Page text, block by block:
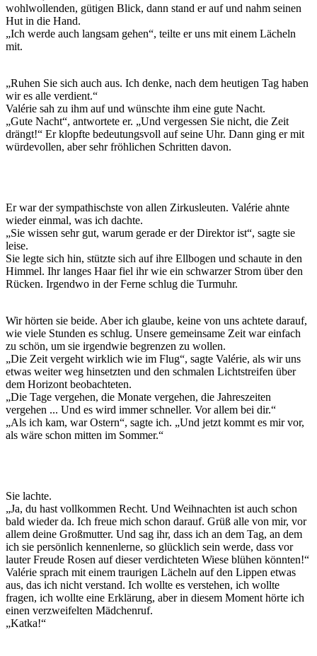
wohlwollenden, gütigen Blick, dann stand er auf und nahm seinen
Hut in die Hand.
„Ich werde auch langsam gehen“, teilte er uns mit einem Lächeln
mit.
„Ruhen Sie sich auch aus. Ich denke, nach dem heutigen Tag haben
wir es alle verdient.“
Valérie sah zu ihm auf und wünschte ihm eine gute Nacht.
„Gute Nacht“, antwortete er. „Und vergessen Sie nicht, die Zeit
drängt!“ Er klopfte bedeutungsvoll auf seine Uhr. Dann ging er mit
würdevollen, aber sehr fröhlichen Schritten davon.
Er war der sympathischste von allen Zirkusleuten. Valérie ahnte
wieder einmal, was ich dachte.
„Sie wissen sehr gut, warum gerade er der Direktor ist“, sagte sie
leise.
Sie legte sich hin, stützte sich auf ihre Ellbogen und schaute in den
Himmel. Ihr langes Haar fiel ihr wie ein schwarzer Strom über den
Rücken. Irgendwo in der Ferne schlug die Turmuhr.
Wir hörten sie beide. Aber ich glaube, keine von uns achtete darauf,
wie viele Stunden es schlug. Unsere gemeinsame Zeit war einfach
zu schön, um sie irgendwie begrenzen zu wollen.
„Die Zeit vergeht wirklich wie im Flug“, sagte Valérie, als wir uns
etwas weiter weg hinsetzten und den schmalen Lichtstreifen über
dem Horizont beobachteten.
„Die Tage vergehen, die Monate vergehen, die Jahreszeiten
vergehen ... Und es wird immer schneller. Vor allem bei dir.“
„Als ich kam, war Ostern“, sagte ich. „Und jetzt kommt es mir vor,
als wäre schon mitten im Sommer.“
Sie lachte.
„Ja, du hast vollkommen Recht. Und Weihnachten ist auch schon
bald wieder da. Ich freue mich schon darauf. Grüß alle von mir, vor
allem deine Großmutter. Und sag ihr, dass ich an dem Tag, an dem
ich sie persönlich kennenlerne, so glücklich sein werde, dass vor
lauter Freude Rosen auf dieser verdichteten Wiese blühen könnten!“
Valérie sprach mit einem traurigen Lächeln auf den Lippen etwas
aus, das ich nicht verstand. Ich wollte es verstehen, ich wollte
fragen, ich wollte eine Erklärung, aber in diesem Moment hörte ich
einen verzweifelten Mädchenruf.
„Katka!“